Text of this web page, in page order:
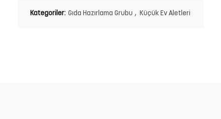
Kategoriler: Gıda Hazırlama Grubu , Küçük Ev Aletleri